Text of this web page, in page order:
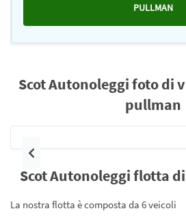
PULLMAN
Scot Autonoleggi foto di
pullman
Precedente
Scot Autonoleggi flotta
La nostra flotta è composta da 6 veicoli